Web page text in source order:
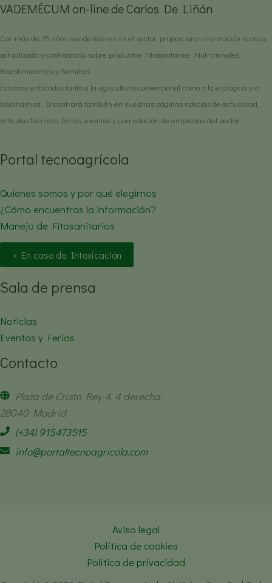
VADEMÉCUM on-line de Carlos De Liñán
Con más de 35 años siendo líderes en el sector, proporciona información técnica
actualizada y contrastada sobre productos Fitosanitarios, Nutricionales,
Bioestimulantes y Semillas.
Estamos enfocados tanto a la agricultura convencional como a la ecológica y/o
biodinámica. Encontrará también en nuestras páginas noticias de actualidad,
artículos técnicos, ferias, eventos y una relación de empresas del sector.
Portal tecnoagrícola
Quienes somos y por qué elegirnos
¿Cómo encuentras la información?
Manejo de Fitosanitarios
> En caso de Intoxicación
Sala de prensa
Noticias
Eventos y Ferias
Contacto
Plaza de Cristo Rey 4, 4 derecha
28040 Madrid
(+34) 915473515
info@portaltecnoagricola.com
Aviso legal
Política de cookies
Política de privacidad